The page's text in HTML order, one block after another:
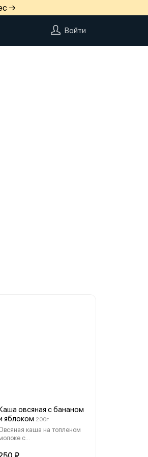
→
Войти
овсяная с бананом
яблоком 200г
каша на топленом
с
и яблоком.